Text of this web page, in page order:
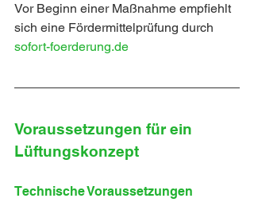
Vor Beginn einer Maßnahme empfiehlt
sich eine Fördermittelprüfung durch
sofort-foerderung.de
Voraussetzungen für ein
Lüftungskonzept
Technische Voraussetzungen